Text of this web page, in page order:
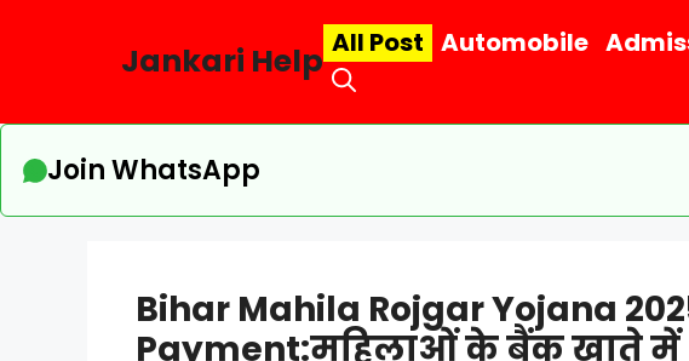
Jankari Help All Post Automobile
Join WhatsApp
Bihar Mahila Rojgar Yojana
Payment:महिलाओं के बैंक खाते में